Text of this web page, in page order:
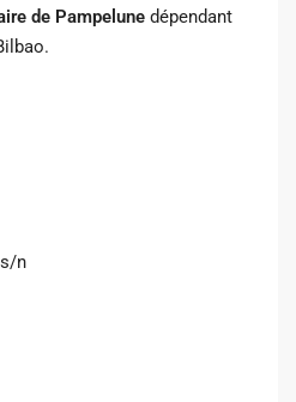
de Pampelune dépendant
n